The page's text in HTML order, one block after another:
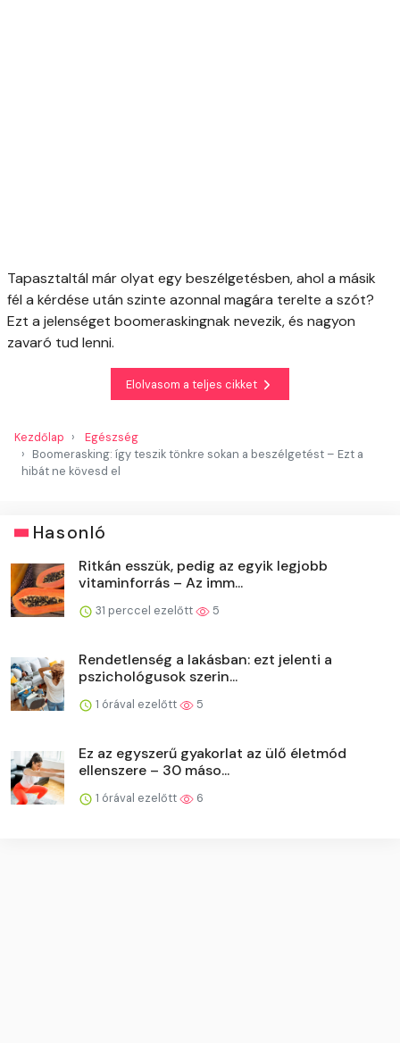
Tapasztaltál már olyat egy beszélgetésben, ahol a másik
fél a kérdése után szinte azonnal magára terelte a szót?
Ezt a jelenséget boomeraskingnak nevezik, és nagyon
zavaró tud lenni.
Elolvasom a teljes cikket
Kezdőlap
Egészség
Boomerasking: így teszik tönkre sokan a beszélgetést – Ezt a
hibát ne kövesd el
Hasonló
Ritkán esszük, pedig az egyik legjobb
vitaminforrás – Az imm...
31 perccel ezelőtt 5
Rendetlenség a lakásban: ezt jelenti a
pszichológusok szerin...
1 órával ezelőtt 5
Ez az egyszerű gyakorlat az ülő életmód
ellenszere – 30 máso...
1 órával ezelőtt 6